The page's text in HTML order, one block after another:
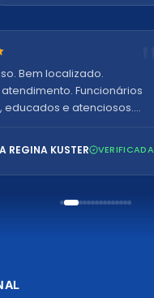
5 estrelas
Bem localizado.
Funcionários
educados e atenciosos.
Perfeito!
REGINA KUSTER VERIFICADA